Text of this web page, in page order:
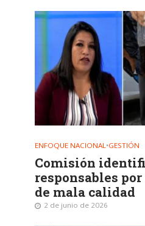
ENFOQUE NACIONAL •GESTIÓN
Comisión
responsables
de mala calidad
2 de junio de 2026